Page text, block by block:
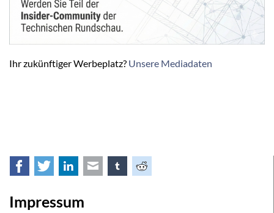
Ihr zukünftiger Werbeplatz? Unsere Mediadaten
Facebook
TwitterLinkedInE-mail tumblrReddit
Impressum